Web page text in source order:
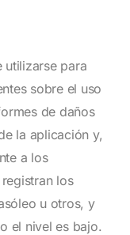
utilizarse para
sobre el uso
de daños
la aplicación y,
a los
los
u otros, y
el nivel es bajo.